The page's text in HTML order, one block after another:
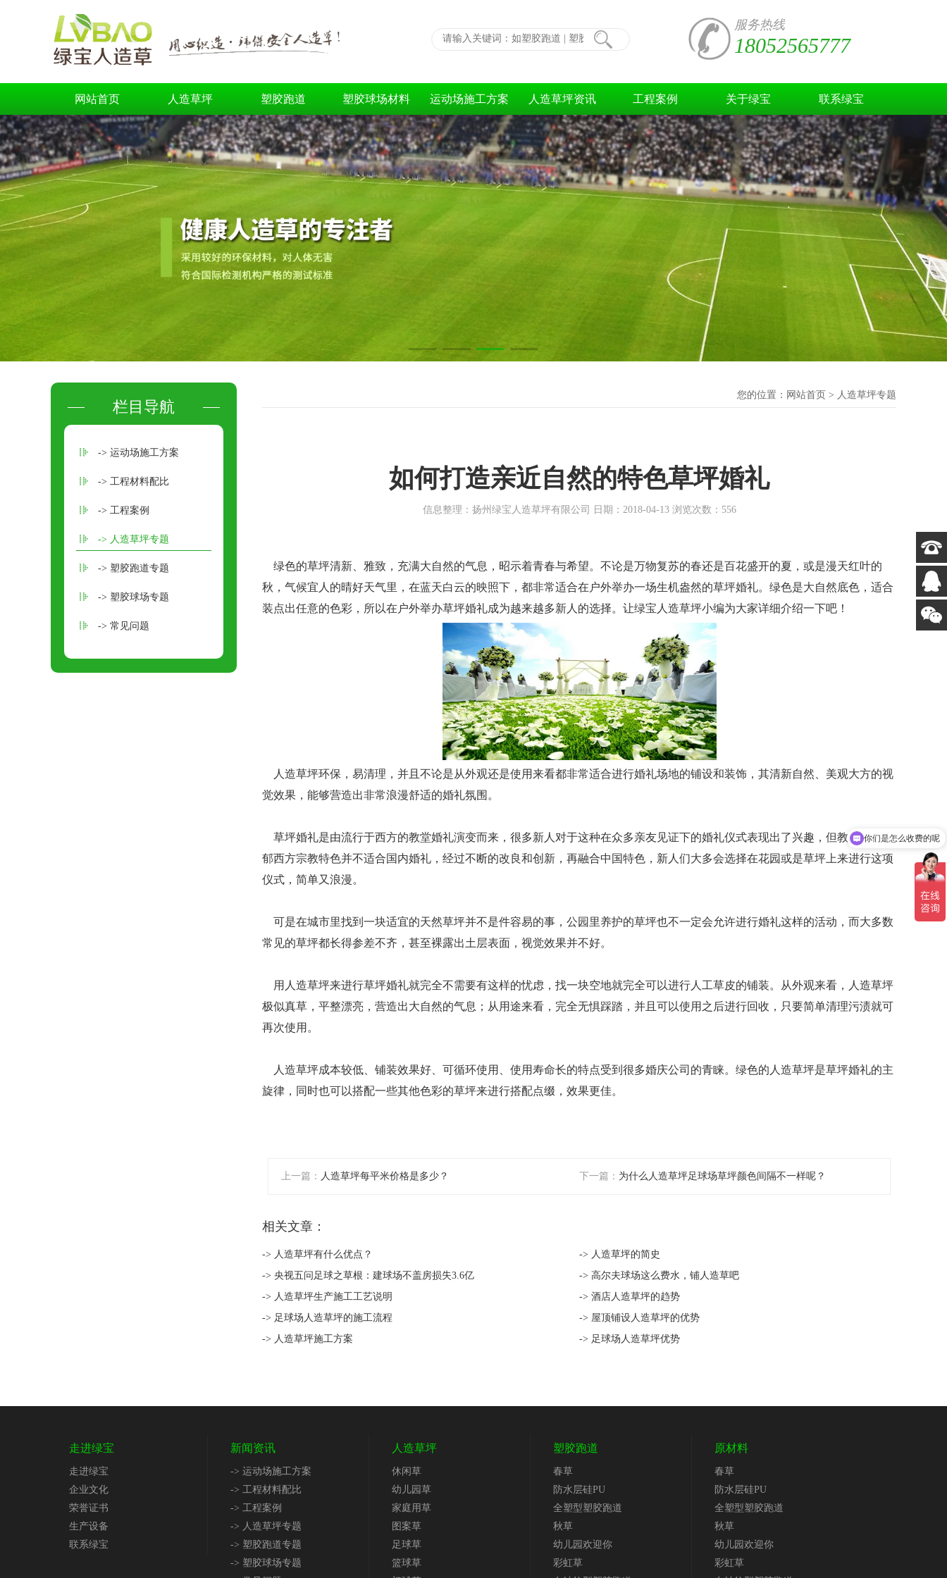
服务热线
18052565777
网站首页 人造草坪 塑胶跑道 塑胶球场材料 运动场施工方案 人造草坪资讯 工程案例 关于绿宝 联系绿宝
栏目导航
-> 运动场施工方案
-> 工程材料配比
-> 工程案例
-> 人造草坪专题
-> 塑胶跑道专题
-> 塑胶球场专题
-> 常见问题
您的位置： 网站首页 > 人造草坪专题
如何打造亲近自然的特色草坪婚礼
信息整理：扬州绿宝人造草坪有限公司 日期：2018-04-13 浏览次数：556
绿色的草坪清新、雅致，充满大自然的气息，昭示着青春与希望。不论是万物复苏的春还是百花盛开的夏，或是漫天红叶的
秋，气候宜人的晴好天气里，在蓝天白云的映照下，都非常适合在户外举办一场生机盎然的草坪婚礼。绿色是大自然底色，适合
装点出任意的色彩，所以在户外举办草坪婚礼成为越来越多新人的选择。让绿宝人造草坪小编为大家详细介绍一下吧！
人造草坪环保，易清理，并且不论是从外观还是使用来看都非常适合进行婚礼场地的铺设和装饰，其清新自然、美观大方的视
觉效果，能够营造出非常浪漫舒适的婚礼氛围。
草坪婚礼是由流行于西方的教堂婚礼演变而来，很多新人对于这种在众多亲友见证下的婚礼仪式表现出了兴趣，但教堂具有浓
郁西方宗教特色并不适合国内婚礼，经过不断的改良和创新，再融合中国特色，新人们大多会选择在花园或是草坪上来进行这项
仪式，简单又浪漫。
可是在城市里找到一块适宜的天然草坪并不是件容易的事，公园里养护的草坪也不一定会允许进行婚礼这样的活动，而大多数
常见的草坪都长得参差不齐，甚至裸露出土层表面，视觉效果并不好。
用人造草坪来进行草坪婚礼就完全不需要有这样的忧虑，找一块空地就完全可以进行人工草皮的铺装。从外观来看，人造草坪
极似真草，平整漂亮，营造出大自然的气息；从用途来看，完全无惧踩踏，并且可以使用之后进行回收，只要简单清理污渍就可
再次使用。
人造草坪成本较低、铺装效果好、可循环使用、使用寿命长的特点受到很多婚庆公司的青睐。绿色的人造草坪是草坪婚礼的主
旋律，同时也可以搭配一些其他色彩的草坪来进行搭配点缀，效果更佳。
上一篇： 人造草坪每平米价格是多少？ 下一篇： 为什么人造草坪足球场草坪颜色间隔不一样呢？
相关文章：
-> 人造草坪有什么优点？
-> 人造草坪的简史
-> 央视五问足球之草根：建球场不盖房损失3.6亿
-> 高尔夫球场这么费水，铺人造草吧
-> 人造草坪生产施工工艺说明
-> 酒店人造草坪的趋势
-> 足球场人造草坪的施工流程
-> 屋顶铺设人造草坪的优势
-> 人造草坪施工方案
-> 足球场人造草坪优势
走进绿宝
走进绿宝
企业文化
荣誉证书
生产设备
联系绿宝
新闻资讯
-> 运动场施工方案
-> 工程材料配比
-> 工程案例
-> 人造草坪专题
-> 塑胶跑道专题
-> 塑胶球场专题
人造草坪
休闲草
幼儿园草
家庭用草
图案草
足球草
篮球草
塑胶跑道
春草
防水层硅PU
全塑型塑胶跑道
秋草
幼儿园欢迎你
彩虹草
原材料
春草
防水层硅PU
全塑型塑胶跑道
秋草
幼儿园欢迎你
彩虹草